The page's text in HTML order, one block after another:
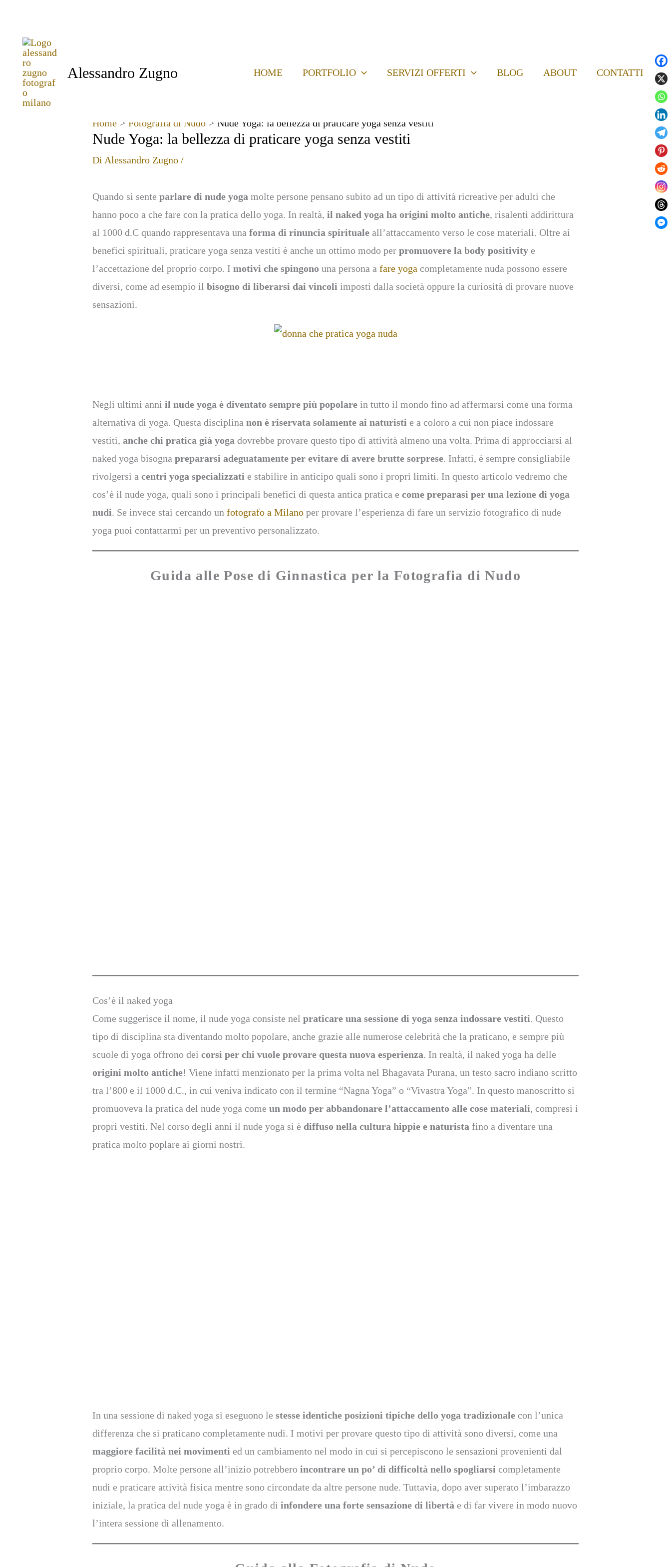
contenuto
Alessandro Zugno HOME PORTFOLIO SERVIZI OFFERTI BLOG ABOUT CONTATTI
Home Fotografia di Nudo Nude Yoga: la bellezza di praticare yoga senza vestiti
Nude Yoga: la bellezza di praticare yoga senza vestiti
Di Alessandro Zugno/
Quando si senteparlare di nude yoga molte persone pensano subito ad un tipo di attività ricreative per adulti che
hanno poco a che fare con la pratica dello yoga. In realtà,il naked yoga ha origini molto antiche, risalenti addirittura
al 1000 d.C quando rappresentava unaforma di rinuncia spirituale all’attaccamento verso le cose materiali. Oltre ai
benefici spirituali, praticare yoga senza vestiti è anche un ottimo modo perpromuovere la body positivity e
l’accettazione del proprio corpo. Imotivi che spingono una persona afare yoga completamente nuda possono essere
diversi, come ad esempio ilbisogno di liberarsi dai vincoli imposti dalla società oppure la curiosità di provare nuove
sensazioni.
Negli ultimi anniil nude yoga è diventato sempre più popolare in tutto il mondo fino ad affermarsi come una forma
alternativa di yoga. Questa disciplinanon è riservata solamente ai naturistie a coloro a cui non piace indossare
vestiti,anche chi pratica già yoga dovrebbe provare questo tipo di attività almeno una volta. Prima di approcciarsi al
naked yoga bisognaprepararsi adeguatamente per evitare di avere brutte sorprese. Infatti, è sempre consigliabile
rivolgersi acentri yoga specializzati e stabilire in anticipo quali sono i propri limiti. In questo articolo vedremo che
cos’è il nude yoga, quali sono i principali benefici di questa antica pratica ecome preparasi per una lezione di yoga
nudi. Se invece stai cercando unfotografo a Milano per provare l’esperienza di fare un servizio fotografico di nude
yoga puoi contattarmi per un preventivo personalizzato.
Guida alle Pose di Ginnastica per la Fotografia di Nudo
Cos’è il naked yoga
Come suggerisce il nome, il nude yoga consiste nelpraticare una sessione di yoga senza indossare vestiti. Questo
tipo di disciplina sta diventando molto popolare, anche grazie alle numerose celebrità che la praticano, e sempre più
scuole di yoga offrono deicorsi per chi vuole provare questa nuova esperienza. In realtà, il naked yoga ha delle
origini molto antiche! Viene infatti menzionato per la prima volta nel Bhagavata Purana, un testo sacro indiano scritto
tra l’800 e il 1000 d.C., in cui veniva indicato con il termine “Nagna Yoga” o “Vivastra Yoga”. In questo manoscritto si
promuoveva la pratica del nude yoga comeun modo per abbandonare l’attaccamento alle cose materiali, compresi i
propri vestiti. Nel corso degli anni il nude yoga si è diffuso nella cultura hippie e naturista fino a diventare una
pratica molto poplare ai giorni nostri.
In una sessione di naked yoga si eseguono lestesse identiche posizioni tipiche dello yoga tradizionale con l’unica
differenza che si praticano completamente nudi. I motivi per provare questo tipo di attività sono diversi, come una
maggiore facilità nei movimenti ed un cambiamento nel modo in cui si percepiscono le sensazioni provenienti dal
proprio corpo. Molte persone all’inizio potrebberoincontrare un po’ di difficoltà nello spogliarsi completamente
nudi e praticare attività fisica mentre sono circondate da altre persone nude. Tuttavia, dopo aver superato l’imbarazzo
iniziale, la pratica del nude yoga è in grado diinfondere una forte sensazione di libertà e di far vivere in modo nuovo
l’intera sessione di allenamento.